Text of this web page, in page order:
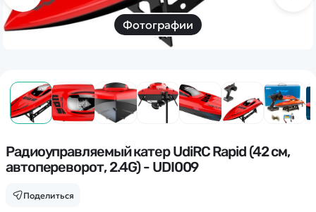
Фотографии
Радиоуправляемый катер UdiRC Rapid (42 см,
автопереворот, 2.4G) - UDI009
Поделиться
Дополнительный способ связи
WhatsApp/Мобильный
Заказать звонок
Наши соцсети: